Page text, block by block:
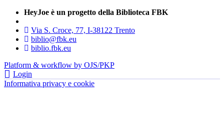
HeyJoe è un progetto della Biblioteca FBK
Via S. Croce, 77, I-38122 Trento
biblio@fbk.eu
biblio.fbk.eu
Platform & workflow by OJS/PKP
Login
Informativa privacy e cookie